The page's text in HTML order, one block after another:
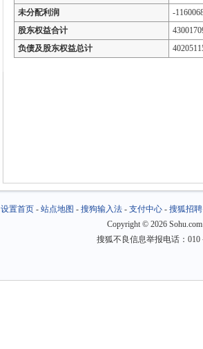
未分配利润
-
股东权益合计
负债及股东权益总计
设置首页- 站点地图 - 搜狗输入法- 支付中心- 搜狐招聘
Copyright © 2026
搜狐不良信息举报电话：010